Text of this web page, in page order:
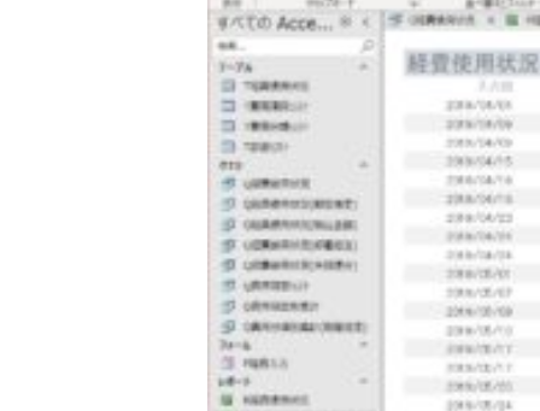
◇ よくある質問
◇ お客様の声
◇ ブログ
◇ 会社概要
◇ アクセス